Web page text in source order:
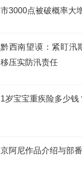
市3000点被破概率大
黔西南望谟：紧盯汛
移压实防汛责任
1岁宝宝重疾险多少钱
京阿尼作品介绍与部